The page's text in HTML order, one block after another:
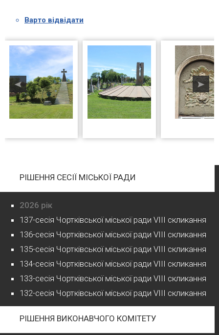
Варто відвідати
РІШЕННЯ СЕСІЇ МІСЬКОЇ РАДИ
2026 рік
137-сесія Чортківської міської ради VIII скликання
136-сесія Чортківської міської ради VIII скликання
135-сесія Чортківської міської ради VIII скликання
134-сесія Чортківської міської ради VIII скликання
133-сесія Чортківської міської ради VIII скликання
132-сесія Чортківської міської ради VIII скликання
РІШЕННЯ ВИКОНАВЧОГО КОМІТЕТУ